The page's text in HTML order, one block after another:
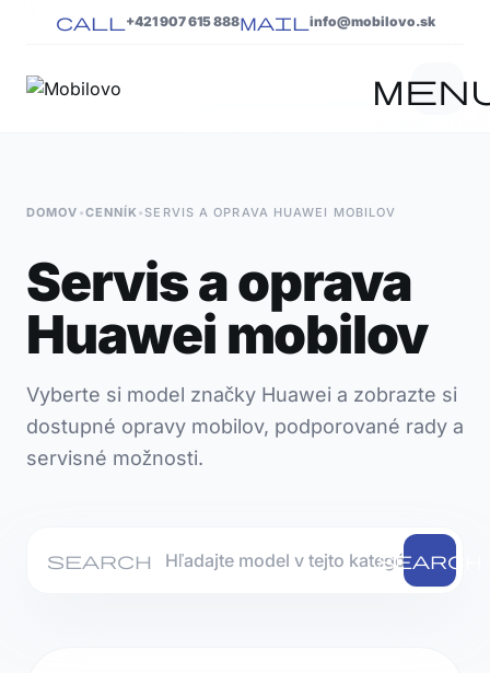
Preskočiť na obsah
call +421 907 615 888mail info@mobilovo.sk
DOMOV
SLUŽBYEXPAND_MORE
CENNÍK
ZÁCHRANA
DÁT
DOMOV •CENNÍK• SERVIS A OPRAVA HUAWEI MOBILOV
Servis a oprava
Huawei mobilov
Vyberte si model značky Huawei a zobrazte si
dostupné opravy mobilov, podporované rady a
servisné možnosti.
search search